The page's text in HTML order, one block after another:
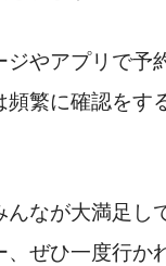
ジやアプリで予
頻繁に確認をす
んなが大満足し
、ぜひ一度行か